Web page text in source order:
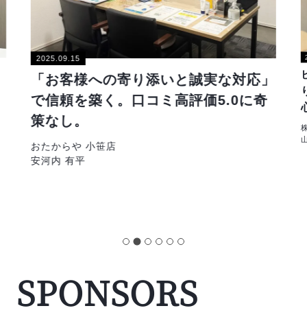
2025.09.15
「お客様への寄り添いと誠実な対応」
で信頼を築く。口コミ高評価5.0に奇
策なし。
おたからや 小笹店
安河内 有平
SPONSORS